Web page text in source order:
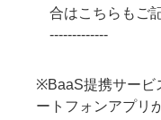
合はこちらもご
-------------
※BaaS提携サービ
ートフォンアプリ